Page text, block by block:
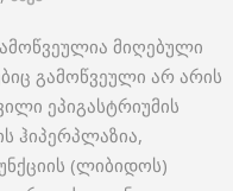
მიღებული
გამოწვეული არ არის
ეპიგასტრიუმის
ჰიპერპლაზია,
(ლიბიდოს)